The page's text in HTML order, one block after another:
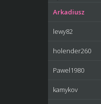
Arkadiusz
lewy82
holender260
Pawel1980
kamykov